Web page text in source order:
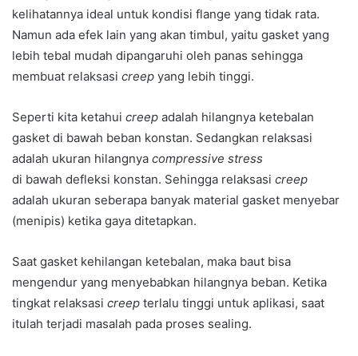
kelihatannya ideal untuk kondisi flange yang tidak rata.
Namun ada efek lain yang akan timbul, yaitu gasket yang
lebih tebal mudah dipangaruhi oleh panas sehingga
membuat relaksasi creep yang lebih tinggi.
Seperti kita ketahui creep adalah hilangnya ketebalan
gasket di bawah beban konstan. Sedangkan relaksasi
adalah ukuran hilangnya compressive stress
di bawah defleksi konstan. Sehingga relaksasi creep
adalah ukuran seberapa banyak material gasket menyebar
(menipis) ketika gaya ditetapkan.
Saat gasket kehilangan ketebalan, maka baut bisa
mengendur yang menyebabkan hilangnya beban. Ketika
tingkat relaksasi creep terlalu tinggi untuk aplikasi, saat
itulah terjadi masalah pada proses sealing.